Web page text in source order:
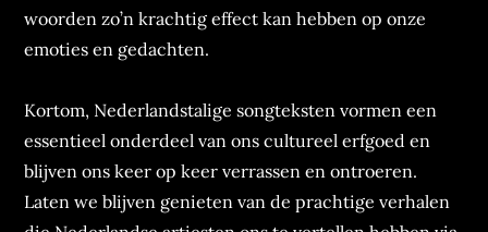
woorden zo’n krachtig effect kan hebben op onze
emoties en gedachten.
Kortom, Nederlandstalige songteksten vormen een
essentieel onderdeel van ons cultureel erfgoed en
blijven ons keer op keer verrassen en ontroeren.
Laten we blijven genieten van de prachtige verhalen